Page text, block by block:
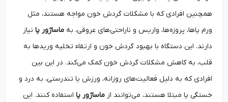
همچنین افرادی که با مشکلات گردش خون مواجه هستند، مثل
ورم پاها، پروزه‌ها، واریس و ناراحتی‌های عروقی، بهماساژور پانیاز
دارند. این دستگاه با بهبود گردش خون و ارتقاء تخلیه وریدها به
قلب، به کاهش مشکلات گردش خون کمک می‌کند. در این بین
افرادی که به دلیل فعالیت‌های روزانه، ورزش یا تندرستی، به درد و
خستگی پا مبتلا هستند، می‌توانند ازماساژور پااستفاده کنند. این